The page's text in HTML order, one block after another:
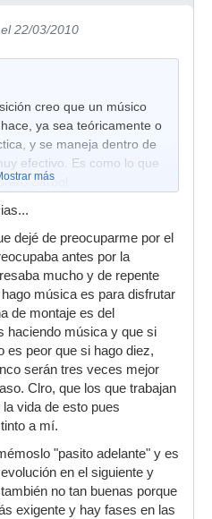
el 22/03/2010
creo que un músico
ya sea teóricamente o
y se maneja dentro de
efectivo. Es como lo que
Barbol
más
dejé de preocuparme por el
antes por la
mucho y de repente
música es para disfrutar
de montaje es del
haciendo música y que si
es peor que si hago diez,
serán tres veces mejor
Clro, que los que trabajan
vida de esto pues
a mí.
"pasito adelante" y es
en el siguiente y
no tan buenas porque
exigente y hay fases en las